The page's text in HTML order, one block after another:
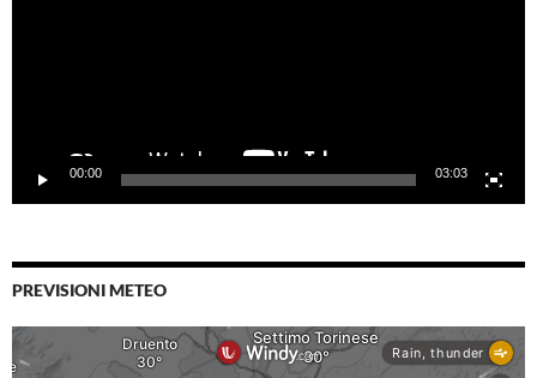
00:00 03:03
PREVISIONI METEO